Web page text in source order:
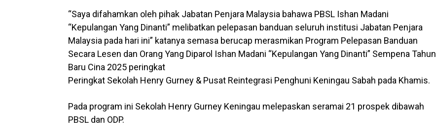
“Saya difahamkan oleh pihak Jabatan Penjara Malaysia bahawa PBSL Ishan Madani
“Kepulangan Yang Dinanti” melibatkan pelepasan banduan seluruh institusi Jabatan Penjara
Malaysia pada hari ini” katanya semasa berucap merasmikan Program Pelepasan Banduan
Secara Lesen dan Orang Yang Diparol Ishan Madani “Kepulangan Yang Dinanti” Sempena Tahun
Baru Cina 2025 peringkat
Peringkat Sekolah Henry Gurney & Pusat Reintegrasi Penghuni Keningau Sabah pada Khamis.
Pada program ini Sekolah Henry Gurney Keningau melepaskan seramai 21 prospek dibawah
PBSL dan ODP.